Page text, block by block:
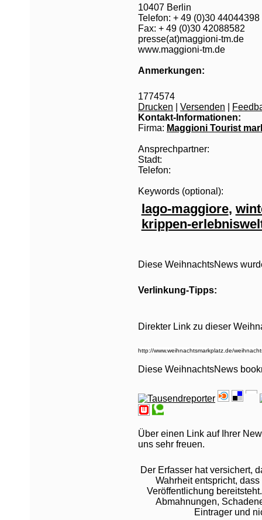
10407 Berlin
Telefon: + 49 (0)30 44044398
Fax: + 49 (0)30 42088582
presse(at)maggioni-tm.de
www.maggioni-tm.de
Anmerkungen:
1774574
Drucken
Versenden
Kontakt-Informationen:
Firma: Maggioni Tourist
Ansprechpartner:
Stadt:
Telefon:
Keywords (optional):
lago-maggiore,
krippen-
Diese WeihnachtsNews
Verlinkung-Tipps:
Direkter Link zu dieser
Diese WeihnachtsNews
Über einen Link auf Ihrer
uns sehr freuen.
Der Erfasser hat versichert,
Wahrheit entspricht,
Veröffentlichung
Abmahnungen,
Eintrager und